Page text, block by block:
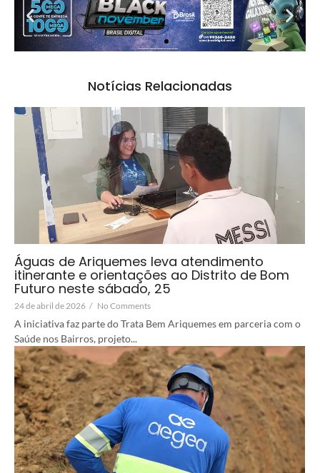
Notícias Relacionadas
Águas de Ariquemes leva atendimento
itinerante e orientações ao Distrito de Bom
Futuro neste sábado, 25
24 de abril de 2026 / No Comments
A iniciativa faz parte do Trata Bem Ariquemes em parceria com o
Saúde nos Bairros, projeto...